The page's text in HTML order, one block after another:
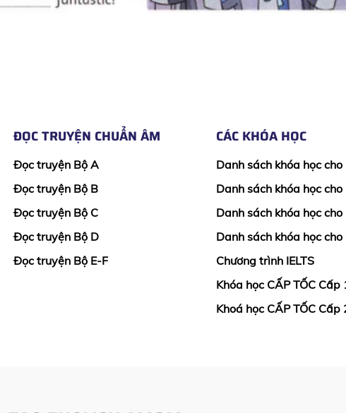
ĐỌC TRUYỆN CHUẨN ÂM
Đọc truyện Bộ A
Đọc truyện Bộ B
Đọc truyện Bộ C
Đọc truyện Bộ D
Đọc truyện Bộ E-F
CÁC KHÓA HỌC
Danh sách khóa học cho
Danh sách khóa học
Danh sách khóa học cho
Danh sách khóa học
Chương trình IELTS
Khóa học CẤP TỐC Cấp
Khoá học CẤP TỐC Cấp